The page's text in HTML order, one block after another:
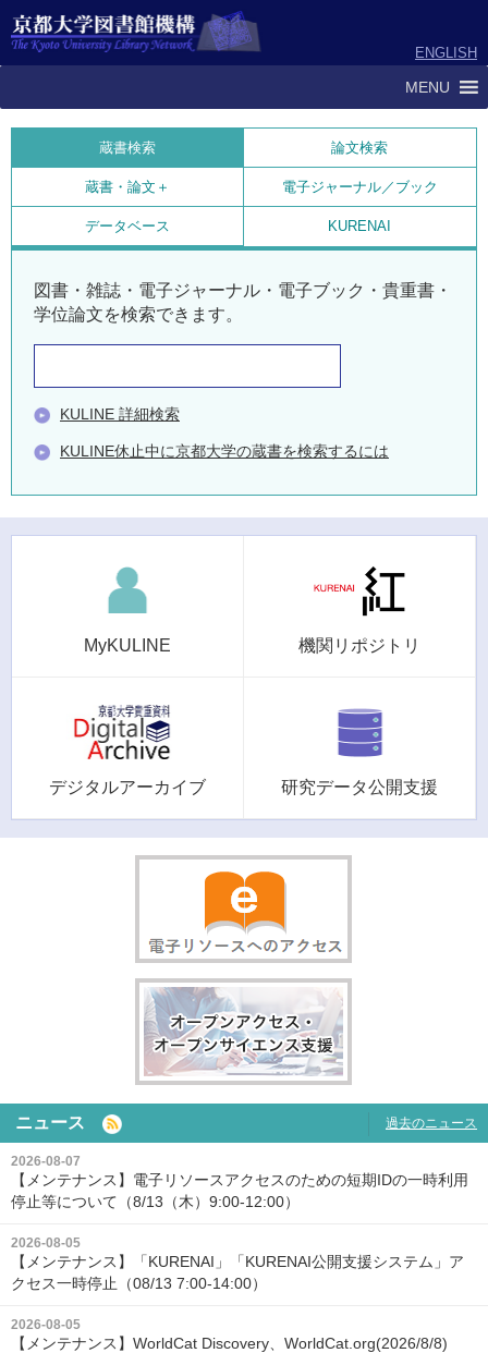
ENGLISH
MENU
蔵書検索 論文検索
蔵書・論文＋ 電子ジャーナル／ブック
データベース KURENAI
図書・雑誌・電子ジャーナル・電子ブック・貴重書・
学位論文を検索できます。
KULINE 詳細検索
KULINE休止中に京都大学の蔵書を検索するには
MyKULINE 機関リポジトリ
デジタルアーカイブ 研究データ公開支援
ニュース 過去のニュース
2026-08-07
【メンテナンス】電子リソースアクセスのための短期IDの一時利用
停止等について（8/13（木）9:00-12:00）
2026-08-05
【メンテナンス】「KURENAI」「KURENAI公開支援システム」ア
クセス一時停止（08/13 7:00-14:00）
2026-08-05
【メンテナンス】WorldCat Discovery、WorldCat.org(2026/8/8)